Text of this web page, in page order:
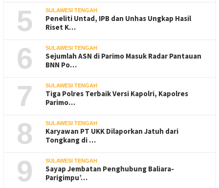
5 SULAWESI TENGAH
Peneliti Untad, IPB dan Unhas Ungkap Hasil
Riset K…
6 SULAWESI TENGAH
Sejumlah ASN di Parimo Masuk Radar Pantauan
BNN Po…
7 SULAWESI TENGAH
Tiga Polres Terbaik Versi Kapolri, Kapolres
Parimo…
8 SULAWESI TENGAH
Karyawan PT UKK Dilaporkan Jatuh dari
Tongkang di …
9 SULAWESI TENGAH
Sayap Jembatan Penghubung Baliara-
Parigimpu’…